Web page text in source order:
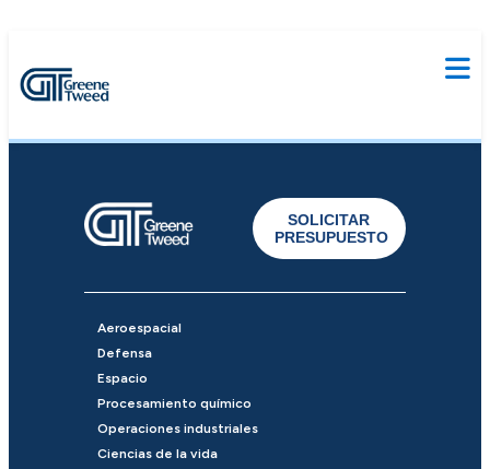
SOLICITAR
PRESUPUESTO
Aeroespacial
Defensa
Espacio
Procesamiento químico
Operaciones industriales
Ciencias de la vida